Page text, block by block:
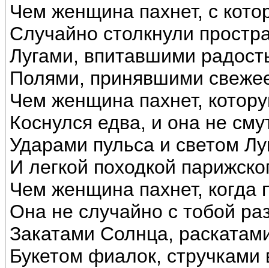
Чем женщина пахнет, с
Случайно столкнули
Лугами, впитавшими
Полями, принявшими
Чем женщина пахнет,
Коснулся едва, и она не
Ударами пульса и светом
И легкой походкой
Чем женщина пахнет, когда
Она не случайно с тобой
Закатами Солнца,
Букетом фиалок, стручками